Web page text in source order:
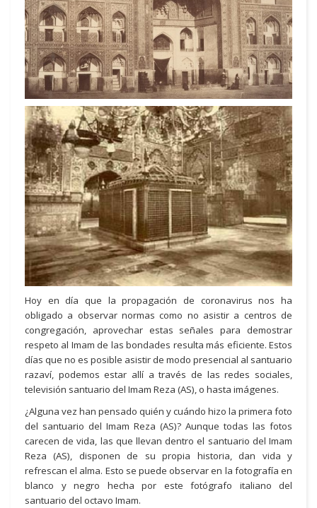
Hoy en día que la propagación de coronavirus nos ha
obligado a observar normas como no asistir a centros de
congregación, aprovechar estas señales para demostrar
respeto al Imam de las bondades resulta más eficiente. Estos
días que no es posible asistir de modo presencial al santuario
razaví, podemos estar allí a través de las redes sociales,
televisión santuario del Imam Reza (AS), o hasta imágenes.
¿Alguna vez han pensado quién y cuándo hizo la primera foto
del santuario del Imam Reza (AS)? Aunque todas las fotos
carecen de vida, las que llevan dentro el santuario del Imam
Reza (AS), disponen de su propia historia, dan vida y
refrescan el alma. Esto se puede observar en la fotografía en
blanco y negro hecha por este fotógrafo italiano del
santuario del octavo Imam.